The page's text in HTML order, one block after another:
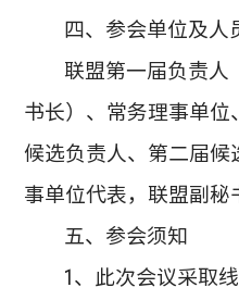
四、参会单位及人
联盟第一届负责人
书长）、常务理事单位
候选负责人、第二届候
事单位代表，联盟副秘
五、参会须知
1、此次会议采取